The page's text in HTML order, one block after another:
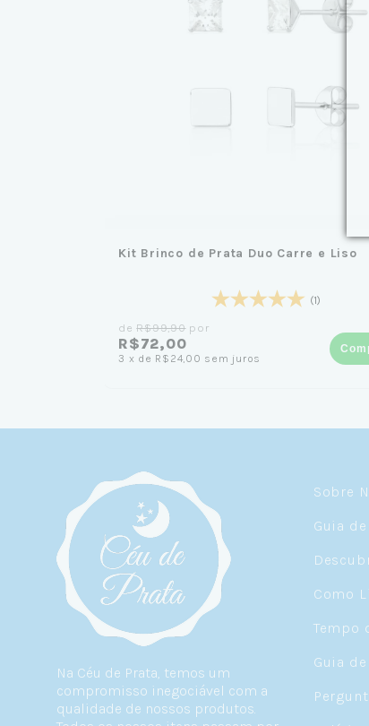
Kit Brinco de Prata Duo Carre e Liso
(1)
deR$99,90por
R$72,00
3 x de R$24,00 sem juros
Na Céu de Prata, temos um
compromisso inegociável com a
qualidade de nossos produtos.
Sobre
Guia
Como
Tempo
Guia